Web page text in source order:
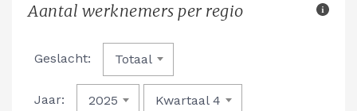
Aantal werknemers per regio